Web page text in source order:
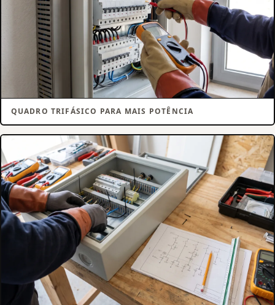
QUADRO TRIFÁSICO PARA MAIS POTÊNCIA